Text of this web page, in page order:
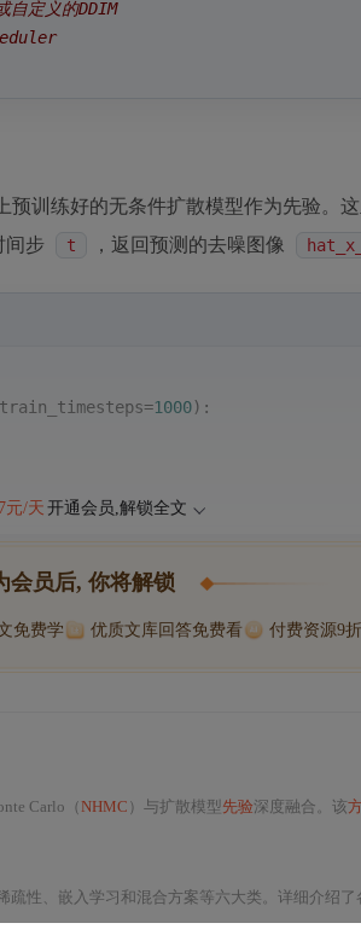
定义的DDIM
训练好的无条件扩散模型作为先验。
间步 t ，返回预测的去噪图像
1000):
元/天开通会员,解锁全文
会员后, 你将解锁
免费学 优质文库回答免费看 付费资源9
Carlo（NHMC ）与扩散模型先验深度融合。该
疏性、嵌入学习和混合方案等六大类。详细介绍了